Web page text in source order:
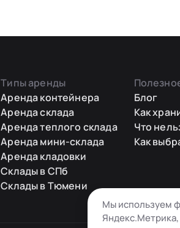
Типы аренды
Аренда контейнера
Аренда склада
Аренда теплого склада
Аренда мини-склада
Аренда кладовки
Склады в СПб
Склады в Тюмени
Блог
Как
Что
Как
Мы используем
Яндекс.Метрика,